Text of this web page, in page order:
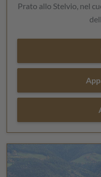
Prato allo Stelvio, nel